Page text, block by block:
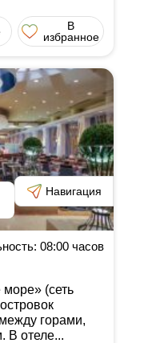
В
избранное
Навигация
: 08:00часов
(сеть
горами,
В отеле...